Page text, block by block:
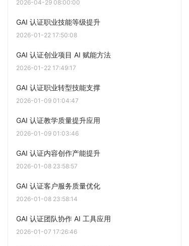
2026-04-29 08:00:00
GAI 认证职业技能等级提升
2026-01-22 17:50:08
GAI 认证创业项目 AI 赋能方法
2026-01-22 17:49:17
GAI 认证职业转型技能支撑
2026-01-09 01:04:47
GAI 认证教学质量提升应用
2026-01-09 01:03:46
GAI 认证内容创作产能提升
2026-01-08 23:58:57
GAI 认证客户服务质量优化
2026-01-08 23:58:14
GAI 认证团队协作 AI 工具应用
2026-01-07 17:26:46